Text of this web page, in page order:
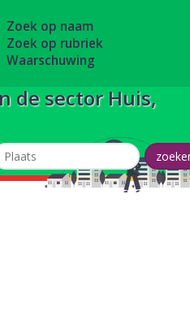
Zoek op naam
Zoek op rubriek
Waarschuwing
de sector Huis,